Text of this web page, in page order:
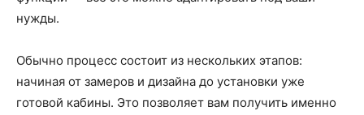
нужды.
Обычно процесс состоит из нескольких этапов:
начиная от замеров и дизайна до установки уже
готовой кабины. Это позволяет вам получить именно